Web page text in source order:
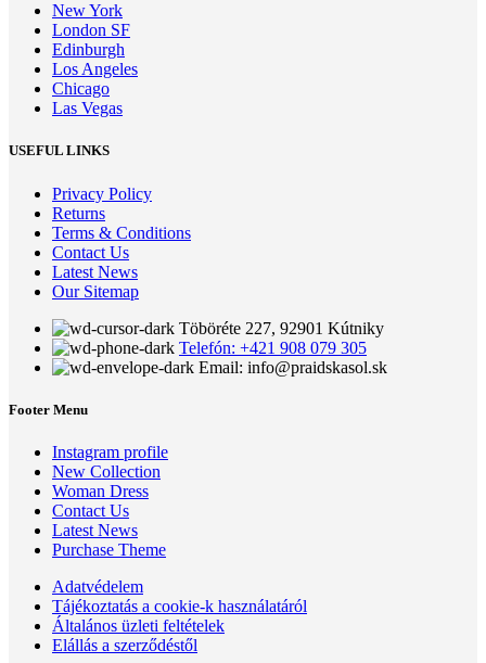
New York
London SF
Edinburgh
Los Angeles
Chicago
Las Vegas
USEFUL LINKS
Privacy Policy
Returns
Terms & Conditions
Contact Us
Latest News
Our Sitemap
Töböréte 227, 92901 Kútniky
Telefón: +421 908 079 305
Email: info@praidskasol.sk
Footer Menu
Instagram profile
New Collection
Woman Dress
Contact Us
Latest News
Purchase Theme
Adatvédelem
Tájékoztatás a cookie-k használatáról
Általános üzleti feltételek
Elállás a szerződéstől